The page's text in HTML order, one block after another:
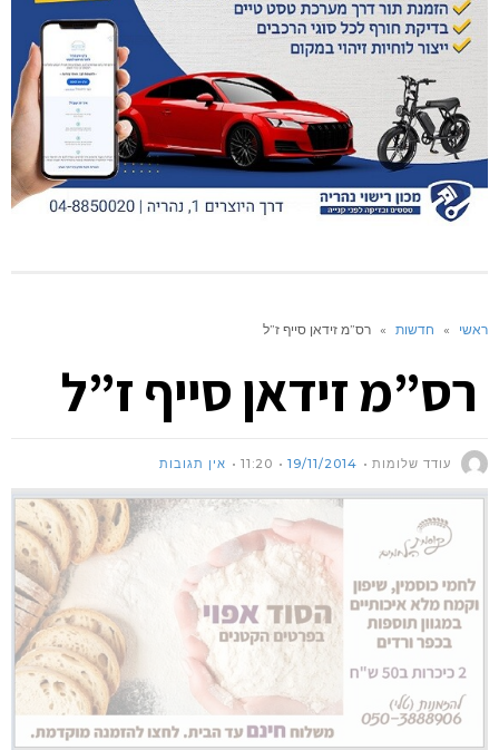
ראשי » חדשות » רס”מ זידאן סייף ז”ל
רס”מ זידאן סייף ז”ל
עודד שלומות 19/11/2014
11:20 אין תגובות